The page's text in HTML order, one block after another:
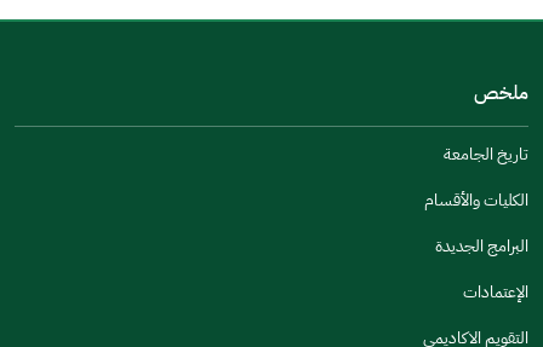
مكتوبة بشكل جيد
الإجابات كانت مرتبطة
تصميمه يجعله سهل القراءة
أخرى
جنس
ملخص
تاريخ الجامعة
الكليات والأقسام
البرامج الجديدة
الإعتمادات
التقويم الاكاديمي